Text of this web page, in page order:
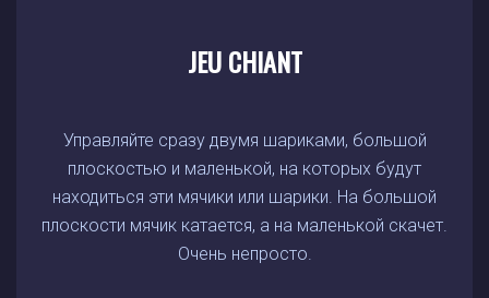
JEU CHIANT
Управляйте сразу двумя шариками, большой
плоскостью и маленькой, на которых будут
находиться эти мячики или шарики. На большой
плоскости мячик катается, а на маленькой скачет.
Очень непросто.